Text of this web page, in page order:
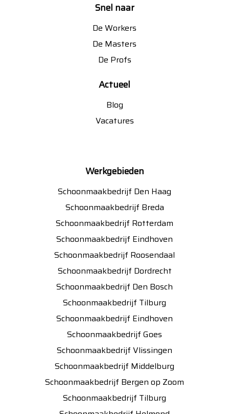
Snel naar
De Workers
De Masters
De Profs
Actueel
Blog
Vacatures
Werkgebieden
Schoonmaakbedrijf Den Haag
Schoonmaakbedrijf Breda
Schoonmaakbedrijf Rotterdam
Schoonmaakbedrijf Eindhoven
Schoonmaakbedrijf Roosendaal
Schoonmaakbedrijf Dordrecht
Schoonmaakbedrijf Den Bosch
Schoonmaakbedrijf Tilburg
Schoonmaakbedrijf Eindhoven
Schoonmaakbedrijf Goes
Schoonmaakbedrijf Vlissingen
Schoonmaakbedrijf Middelburg
Schoonmaakbedrijf Bergen op Zoom
Schoonmaakbedrijf Tilburg